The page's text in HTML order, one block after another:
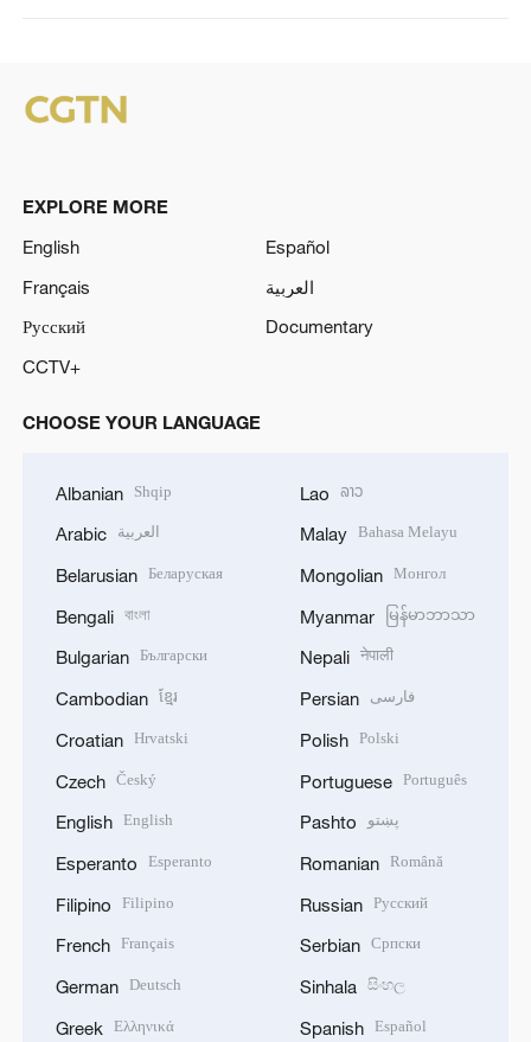
EXPLORE MORE
English
Español
Français
العربية
Русский
Documentary
CCTV+
CHOOSE YOUR LANGUAGE
Albanian Shqip
Arabic العربية
Belarusian Беларуская
Bengali বাংলা
Bulgarian Български
Cambodian ខ្មែរ
Croatian Hrvatski
Czech Český
English English
Esperanto Esperanto
Filipino Filipino
French Français
German Deutsch
Greek Ελληνικά
Lao ລາວ
Malay Bahasa Melayu
Mongolian Монгол
Myanmar မြန်မာဘာသာ
Nepali नेपाली
Persian فارسی
Polish Polski
Portuguese Português
Pashto پښتو
Romanian Română
Russian Русский
Serbian Српски
Sinhala සිංහල
Spanish Español